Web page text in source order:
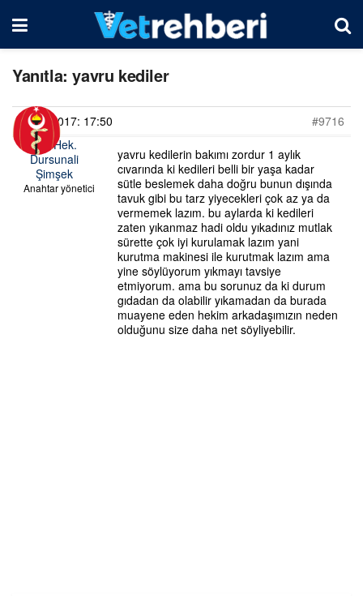
Yanıtla: yavru kediler
21/11/2017: 17:50
#9716
Vet. Hek.
Dursunali
Şimşek
Anahtar yönetici
yavru kedilerin bakımı zordur 1 aylık
cıvarında ki kedileri belli bir yaşa kadar
sütle beslemek daha doğru bunun dışında
tavuk gibi bu tarz yiyecekleri çok az ya da
vermemek lazım. bu aylarda ki kedileri
zaten yıkanmaz hadi oldu yıkadınız mutlak
sürette çok iyi kurulamak lazım yani
kurutma makinesi ile kurutmak lazım ama
yine söylüyorum yıkmayı tavsiye
etmiyorum. ama bu sorunuz da ki durum
gıdadan da olabilir yıkamadan da burada
muayene eden hekim arkadaşımızın neden
olduğunu size daha net söyliyebilir.